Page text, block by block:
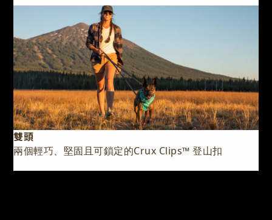
雙頭
兩個輕巧、堅固且可鎖定的Crux Clips™️ 登山扣